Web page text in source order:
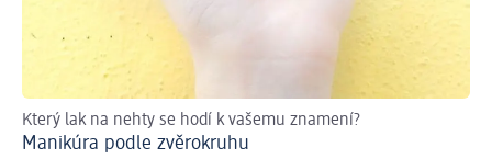
Který lak na nehty se hodí k vašemu znamení?
Manikúra podle zvěrokruhu